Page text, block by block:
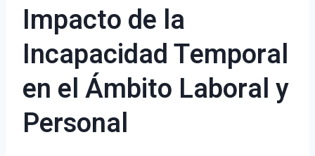
Impacto de la
Incapacidad Temporal
en el Ámbito Laboral y
Personal